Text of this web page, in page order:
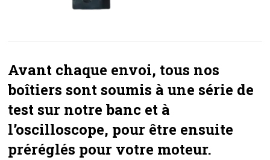
Avant chaque envoi, tous nos
boîtiers sont soumis à une série de
test sur notre banc et à
l’oscilloscope, pour être ensuite
préréglés pour votre moteur.